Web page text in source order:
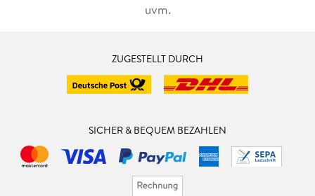
6. 5 . . . Responsive Navigationen . . . 295
6. 7 . . . Animationen . . . 313
7. Farbe im Web . . . 325
7. 1 . . . Kleine Farblehre . . . 326
uvm.
ZUGESTELLT DURCH
SICHER & BEQUEM BEZAHLEN